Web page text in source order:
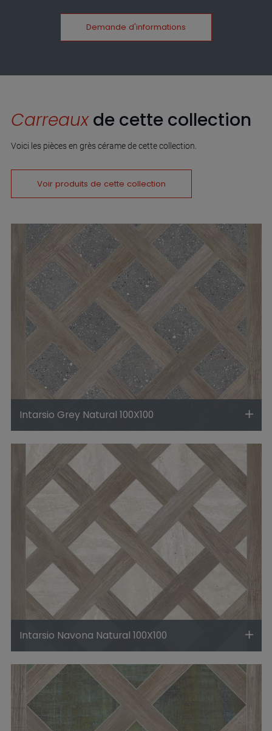
Demande d'informations
Intarsio Grey Natural 100X100
Intarsio Navona Natural 100X100
Carreauxde cette collection
Voici les pièces en grès cérame de cette collection.
Voir produits de cette collection